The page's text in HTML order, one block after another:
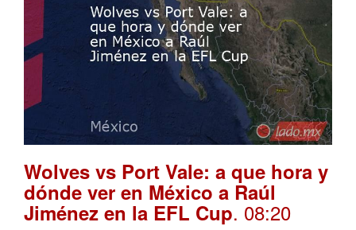
Wolves vs Port Vale: a que hora y
dónde ver en México a Raúl
Jiménez en la EFL Cup. 08:20